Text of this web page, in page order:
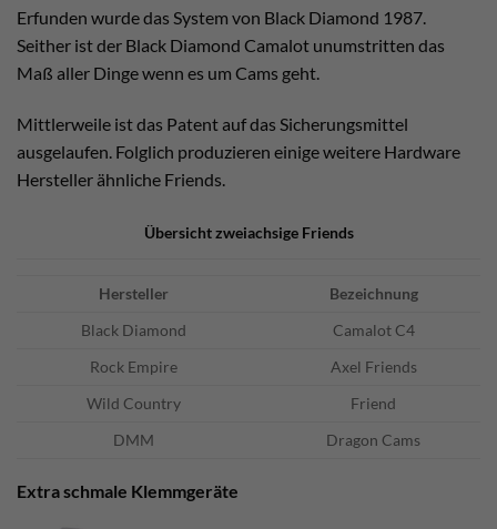
Erfunden wurde das System von Black Diamond 1987.
Seither ist der Black Diamond Camalot unumstritten das
Maß aller Dinge wenn es um Cams geht.
Mittlerweile ist das Patent auf das Sicherungsmittel
ausgelaufen. Folglich produzieren einige weitere Hardware
Hersteller ähnliche Friends.
Übersicht zweiachsige Friends
Hersteller
Bezeichnung
Black Diamond
Camalot C4
Rock Empire
Axel Friends
Wild Country
Friend
DMM
Dragon Cams
Extra schmale Klemmgeräte